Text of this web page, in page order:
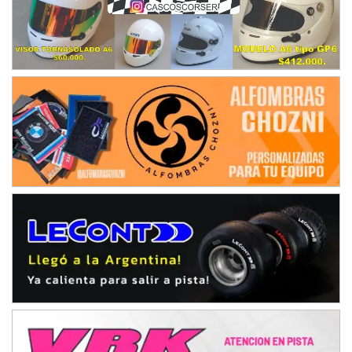
08/09-AGO
IAME SERIES ARGENTINA 6
Ramiro Tot (Asfalto)
Baradero (Buenos Aires)
KDO - F6
Ciudad de Trenque Lauquen (Asfalto)
Trenque Lauquen (Buenos Aires)
ENTRERRIANO - F6 (POSTERGADA)
Parque de la Velocidad (Asfalto)
Villaguay (Entre Ríos)
VICTORIENSE - F7
El Cerro (Tierra)
PATAGONICO - F6
Gral. E. Godoy (Río Negro)
CSK - F7